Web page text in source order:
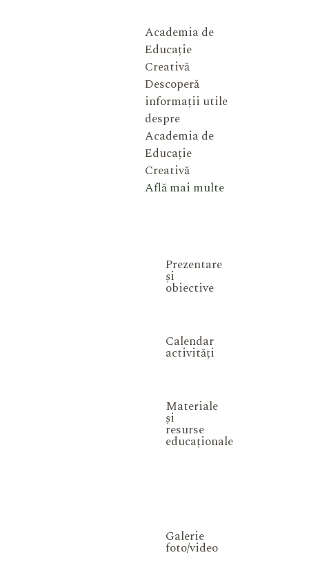
Academia de
Educație
Creativă
Descoperă
informații utile
despre
Academia de
Educație
Creativă
Află mai multe
Prezentare
și
obiective
Calendar
activități
Materiale
și
resurse
educaționale
Galerie
foto/video